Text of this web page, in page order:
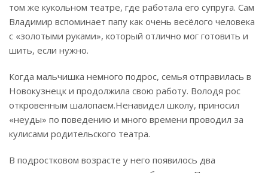
том же кукольном театре, где работала его супруга. Сам
Владимир вспоминает папу как очень весёлого человека
с «золотыми руками», который отлично мог готовить и
шить, если нужно.
Когда мальчишка немного подрос, семья отправилась в
Новокузнецк и продолжила свою работу. Володя рос
откровенным шалопаем.Ненавидел школу, приносил
«неуды» по поведению и много времени проводил за
кулисами родительского театра.
В подростковом возрасте у него появилось два